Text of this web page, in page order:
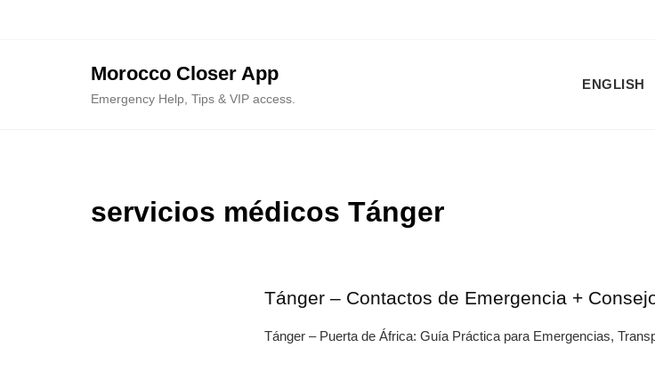
Morocco Closer App
Emergency Help, Tips & VIP access.
ENGLISH
servicios médicos Tánger
Tánger – Contactos de Emergencia +
Tánger – Puerta de África: Guía Práctica para Emergencias,